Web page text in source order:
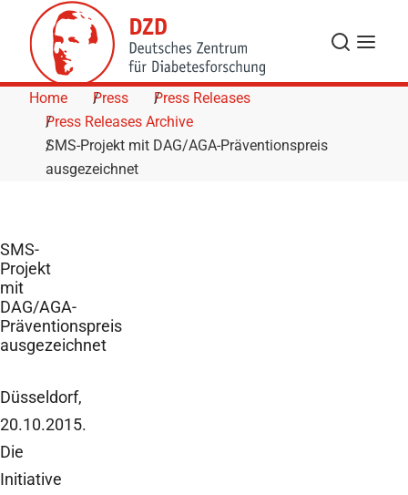
Skip to Content
Search
Menu
Home Press
Press Releases
Press Releases Archive
SMS-Projekt mit DAG/AGA-Präventionspreis
ausgezeichnet
SMS-
Projekt
mit
DAG/AGA-
Präventionspreis
ausgezeichnet
Düsseldorf,
20.10.2015.
Die
Initiative